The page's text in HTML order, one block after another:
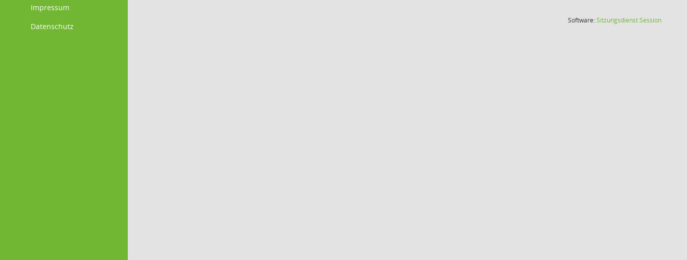
Impressum
Datenschutz
Software:SitzungsdienstSession(Wird in